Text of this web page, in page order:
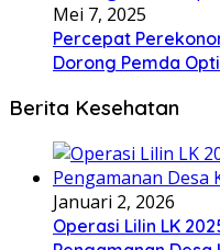
Mei 7, 2025
Percepat
Dorong Pemda
Berita Kesehatan
Januari 2, 2026
Operasi Lilin LK